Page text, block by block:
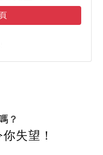
？
失望！